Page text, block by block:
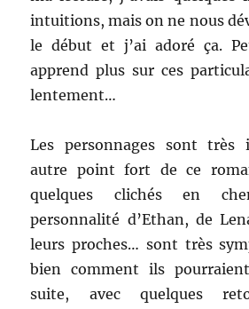
intuitions, mais on ne nous
le début et j’ai adoré ça.
apprend plus sur ces
lentement…
Les personnages sont très
autre point fort de ce
quelques clichés en
personnalité d’Ethan, de
leurs proches… sont très
bien comment ils
suite, avec quelques